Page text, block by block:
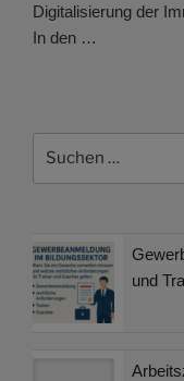
Digitalisierung der
In den …
und